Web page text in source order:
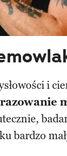
i
bardzo